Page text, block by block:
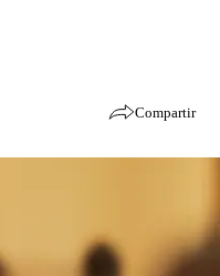
Compartir